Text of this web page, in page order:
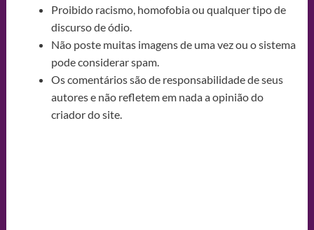
Proibido racismo, homofobia ou qualquer tipo de
discurso de ódio.
Não poste muitas imagens de uma vez ou o sistema
pode considerar spam.
Os comentários são de responsabilidade de seus
autores e não refletem em nada a opinião do
criador do site.